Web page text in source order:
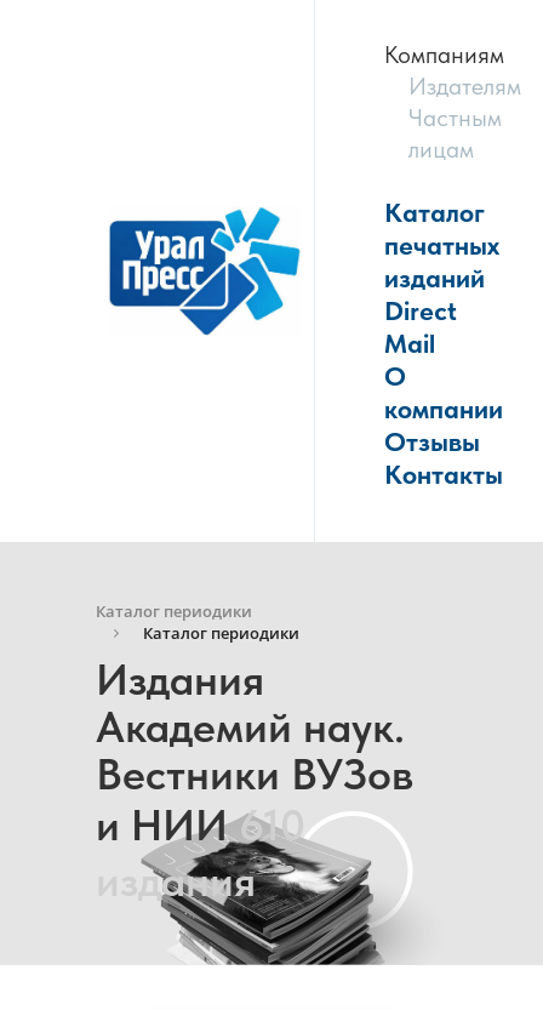
Компаниям
Издателям
Частным
лицам
Каталог
печатных
изданий
Direct
Mail
О
компании
Отзывы
Контакты
Каталог периодики
Каталог периодики
Издания
Академий наук.
Вестники ВУЗов
и НИИ610
издания